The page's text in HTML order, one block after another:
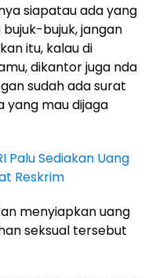
siapatau ada yang
bujuk, jangan
itu, kalau di
dikantor juga nda
sudah ada surat
yang mau dijaga
Palu Sediakan Uang
Reskrim
menyiapkan uang
seksual tersebut